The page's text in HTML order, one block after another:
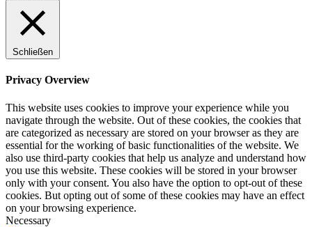
Schließen
Privacy Overview
This website uses cookies to improve your experience while you
navigate through the website. Out of these cookies, the cookies that
are categorized as necessary are stored on your browser as they are
essential for the working of basic functionalities of the website. We
also use third-party cookies that help us analyze and understand how
you use this website. These cookies will be stored in your browser
only with your consent. You also have the option to opt-out of these
cookies. But opting out of some of these cookies may have an effect
on your browsing experience.
Necessary